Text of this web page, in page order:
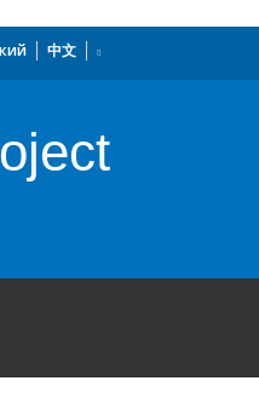
中文